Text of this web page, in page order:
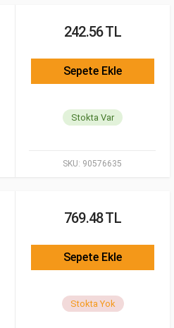
SKU: 90576635
242.56 TL
Sepete Ekle
Stokta Var
769.48 TL
Sepete Ekle
Stokta Yok